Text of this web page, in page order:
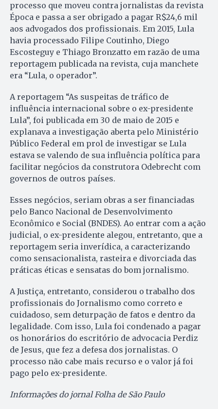
processo que moveu contra jornalistas da revista
Época e passa a ser obrigado a pagar R$24,6 mil
aos advogados dos profissionais. Em 2015, Lula
havia processado Filipe Coutinho, Diego
Escosteguy e Thiago Bronzatto em razão de uma
reportagem publicada na revista, cuja manchete
era “Lula, o operador”.
A reportagem “As suspeitas de tráfico de
influência internacional sobre o ex-presidente
Lula”, foi publicada em 30 de maio de 2015 e
explanava a investigação aberta pelo Ministério
Público Federal em prol de investigar se Lula
estava se valendo de sua influência política para
facilitar negócios da construtora Odebrecht com
governos de outros países.
Esses negócios, seriam obras a ser financiadas
pelo Banco Nacional de Desenvolvimento
Econômico e Social (BNDES). Ao entrar com a ação
judicial, o ex-presidente alegou, entretanto, que a
reportagem seria inverídica, a caracterizando
como sensacionalista, rasteira e divorciada das
práticas éticas e sensatas do bom jornalismo.
A Justiça, entretanto, considerou o trabalho dos
profissionais do Jornalismo como correto e
cuidadoso, sem deturpação de fatos e dentro da
legalidade. Com isso, Lula foi condenado a pagar
os honorários do escritório de advocacia Perdiz
de Jesus, que fez a defesa dos jornalistas. O
processo não cabe mais recurso e o valor já foi
pago pelo ex-presidente.
Informações do jornal Folha de São Paulo